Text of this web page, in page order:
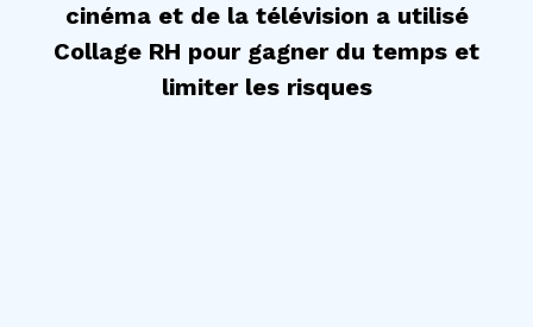
cinéma et de la télévision a utilisé
Collage RH pour gagner du temps et
limiter les risques